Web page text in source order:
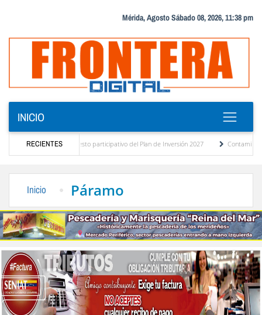
Mérida, Agosto Sábado 08, 2026, 11:38 pm
INICIO
RECIENTES
del presupuesto participativo del Plan de Inversión 2027
Contaminación
Inicio Páramo